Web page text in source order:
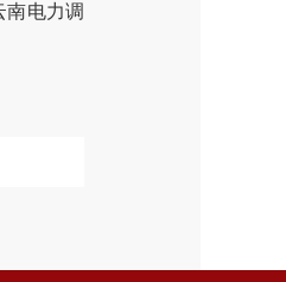
南电力调